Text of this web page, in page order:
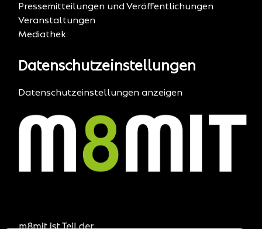
Pressemitteilungen und Veröffentlichungen
Veranstaltungen
Mediathek
Datenschutzeinstellungen
Datenschutzeinstellungen anzeigen